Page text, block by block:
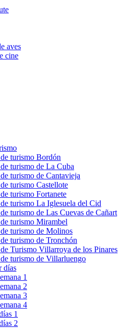
aves
cine
turismo Bordón
turismo de La Cuba
turismo de Cantavieja
turismo Castellote
turismo Fortanete
turismo La Iglesuela del Cid
turismo de Las Cuevas de Cañart
turismo Mirambel
turismo de Molinos
turismo de Tronchón
Turismo Villarroya de los Pinares
turismo de Villarluengo
días
1
2
3
4
1
2